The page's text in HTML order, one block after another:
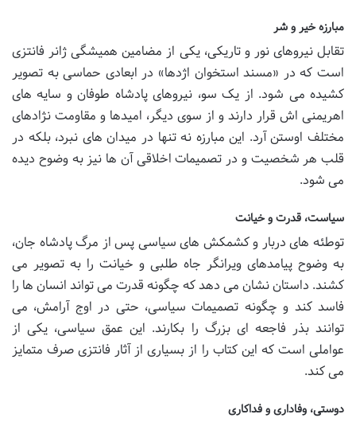
مبارزه خیر و شر
تقابل نیروهای نور و تاریکی، یکی از مضامین همیشگی ژانر فانتزی
است که در «مسند استخوان اژدها» در ابعادی حماسی به تصویر
کشیده می شود. از یک سو، نیروهای پادشاه طوفان و سایه های
اهریمنی اش قرار دارند و از سوی دیگر، امیدها و مقاومت نژادهای
مختلف اوستن آرد. این مبارزه نه تنها در میدان های نبرد، بلکه در
قلب هر شخصیت و در تصمیمات اخلاقی آن ها نیز به وضوح دیده
می شود.
سیاست، قدرت و خیانت
توطئه های دربار و کشمکش های سیاسی پس از مرگ پادشاه جان،
به وضوح پیامدهای ویرانگر جاه طلبی و خیانت را به تصویر می
کشند. داستان نشان می دهد که چگونه قدرت می تواند انسان ها را
فاسد کند و چگونه تصمیمات سیاسی، حتی در اوج آرامش، می
توانند بذر فاجعه ای بزرگ را بکارند. این عمق سیاسی، یکی از
عواملی است که این کتاب را از بسیاری از آثار فانتزی صرف متمایز
می کند.
دوستی، وفاداری و فداکاری